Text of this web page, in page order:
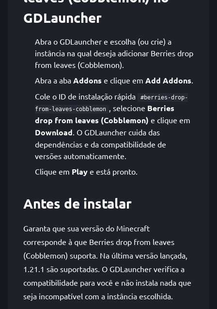
GDLauncher
Abra o GDLauncher e escolha (ou crie) a
instância na qual deseja adicionar Berries drop
from leaves (Cobblemon).
Abra a aba Addons e clique em Add Addons.
Cole o ID de instalação rápida
#berries-drop-
from-leaves-cobblemon , selecione Berries
drop from leaves (Cobblemon) e clique em
Download. O GDLauncher cuida das
dependências e da compatibilidade de
versões automaticamente.
Clique em Play e está pronto.
Antes de instalar
Garanta que sua versão do Minecraft
corresponde à que Berries drop from leaves
(Cobblemon) suporta. Na última versão lançada,
1.21.1 são suportadas. O GDLauncher verifica a
compatibilidade para você e não instala nada que
seja incompatível com a instância escolhida.